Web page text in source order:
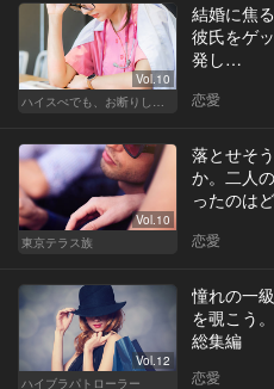
Vol.10
ハイスぺでも、お断りします！
結婚に焦
彼氏をゲ
発し…
恋愛
Vol.10
東京テラス族
落とせそ
か。二人
ったのは
恋愛
Vol.12
ハイブラパトローラー
憧れの一
を覗こう
総集編
恋愛